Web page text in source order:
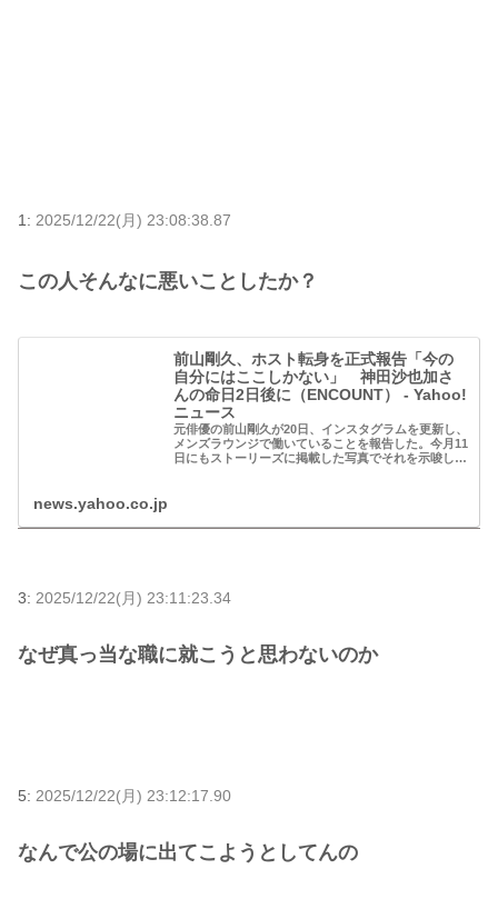
1: 2025/12/22(月) 23:08:38.87
この人そんなに悪いことしたか？
前山剛久、ホスト転身を正式報告「今の
自分にはここしかない」 神田沙也加さ
んの命日2日後に（ENCOUNT） - Yahoo!
ニュース
元俳優の前山剛久が20日、インスタグラムを更新し、
メンズラウンジで働いていることを報告した。今月11
日にもストーリーズに掲載した写真でそれを示唆して
news.yahoo.co.jp
3: 2025/12/22(月) 23:11:23.34
なぜ真っ当な職に就こうと思わないのか
5: 2025/12/22(月) 23:12:17.90
なんで公の場に出てこようとしてんの